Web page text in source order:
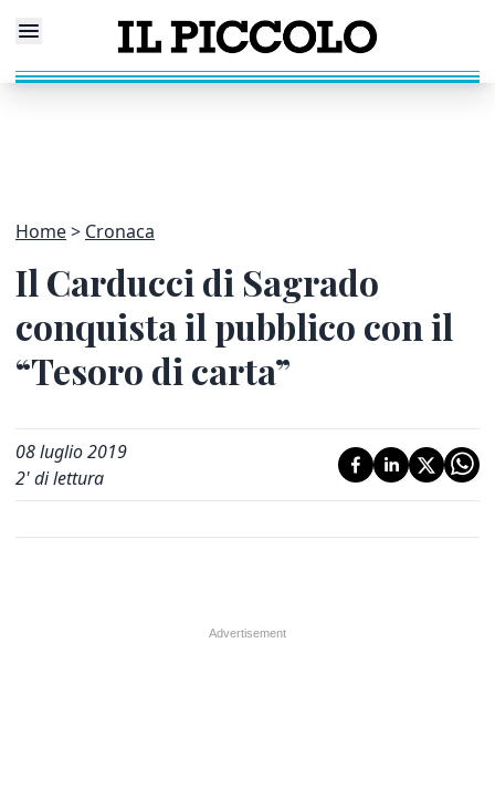
Home Cronaca
Il Carducci di Sagrado
conquista il pubblico con il
“Tesoro di carta”
08 luglio 2019
2' di lettura